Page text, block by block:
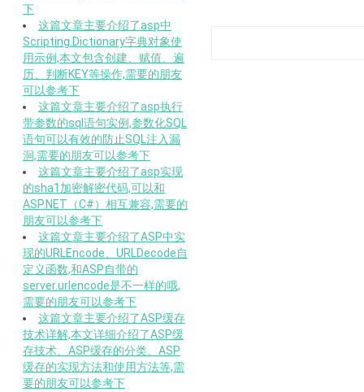
下
这篇文章主要介绍了asp中
Scripting.Dictionary字典对象使
用示例,本文包含创建、赋值、遍
历、判断KEY等操作,需要的朋友
可以参考下
这篇文章主要介绍了asp执行
带参数的sql语句实例,参数化SQL
语句可以有效的防止SQL注入漏
洞,需要的朋友可以参考下
这篇文章主要介绍了asp实现
的sha1加密解密代码,可以和
ASP.NET（C#）相互兼容,需要的
朋友可以参考下
这篇文章主要介绍了ASP中实
现的URLEncode、URLDecode自
定义函数,和ASP自带的
server.urlencode是不一样的哦,
需要的朋友可以参考下
这篇文章主要介绍了ASP缓存
技术详解,本文详细介绍了ASP缓
存技术、ASP缓存的分类、ASP
缓存的实现方法和使用方法等,需
要的朋友可以参考下